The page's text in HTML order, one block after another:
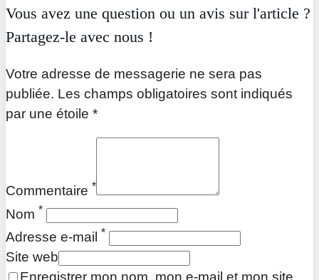
Vous avez une question ou un avis sur l'article ?
Partagez-le avec nous !
Votre adresse de messagerie ne sera pas
publiée. Les champs obligatoires sont indiqués
par une étoile *
Commentaire *
Nom *
Adresse e-mail *
Site web
Enregistrer mon nom, mon e-mail et mon site